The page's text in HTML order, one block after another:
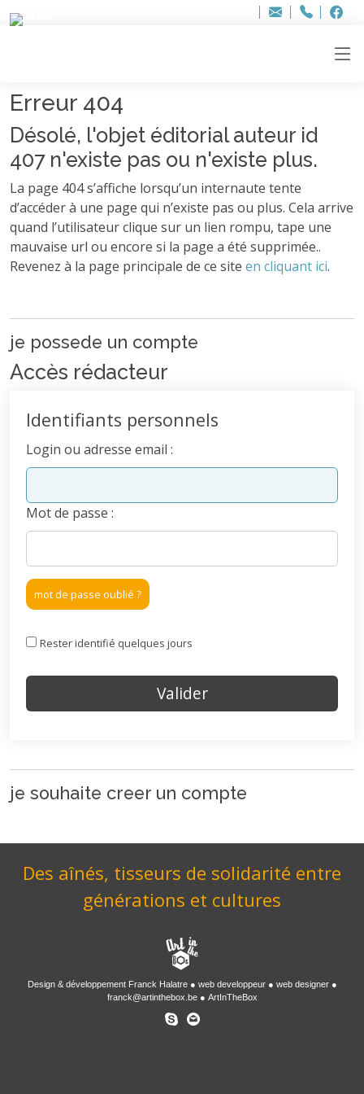
Adresse
info..hâthe..
Tel.
Tel.
Erreur 404
Désolé, l'objet éditorial auteur id
407 n'existe pas ou n'existe plus.
La page 404 s’affiche lorsqu’un internaute tente
d’accéder à une page qui n’existe pas ou plus. Cela arrive
quand l’utilisateur clique sur un lien rompu, tape une
mauvaise url ou encore si la page a été supprimée..
Revenez à la page principale de ce site en cliquant ici.
je possede un compte
Accès rédacteur
Identifiants personnels
Login ou adresse email :
Mot de passe :
mot de passe oublié ?
Rester identifié quelques jours
je souhaite creer un compte
Des aînés, tisseurs de solidarité entre
générations et cultures
Design & développement Franck Halatre web developpeur
web designer
franck@artinthebox.be
ArtInTheBox